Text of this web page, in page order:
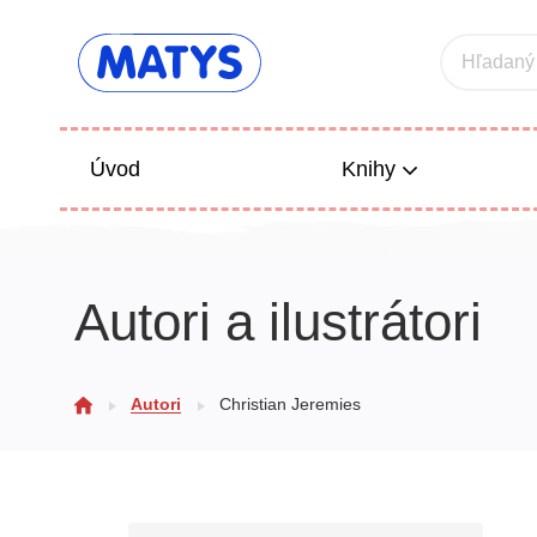
Úvod Knihy
Poézia
Autori a ilustrátori
Autori Christian Jeremies